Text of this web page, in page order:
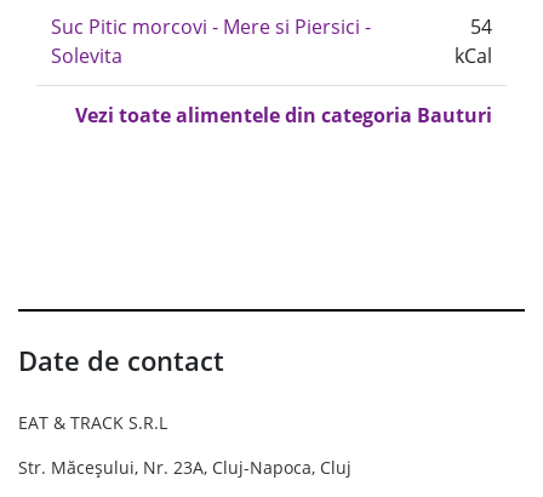
Suc Pitic morcovi - Mere si Piersici -
Solevita
54
kCal
Vezi toate alimentele din categoria Bauturi
Date de contact
EAT & TRACK S.R.L
Str. Măceșului, Nr. 23A, Cluj-Napoca, Cluj